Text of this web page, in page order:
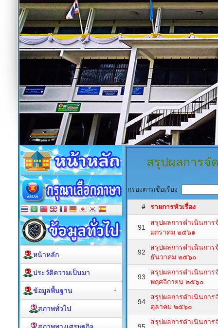
สรุปผลการจั
กรองตามชื่อเรื่อง
# รายการหัวเรื่อง
91
สรุปผลการดำเนินการ
มกราคม ๒๕๖๑
92
สรุปผลการดำเนินการ
ธันวาคม ๒๕๖๐
93
สรุปผลการดำเนินการ
พฤศจิกายน ๒๕๖๐
94
สรุปผลการดำเนินการ
ตุลาคม ๒๕๖๐
สรุปผลการดำเนินการ
หน้าหลัก
ประวัติความเป็นมา
ข้อมูลพื้นฐาน
สภาพทั่วไป